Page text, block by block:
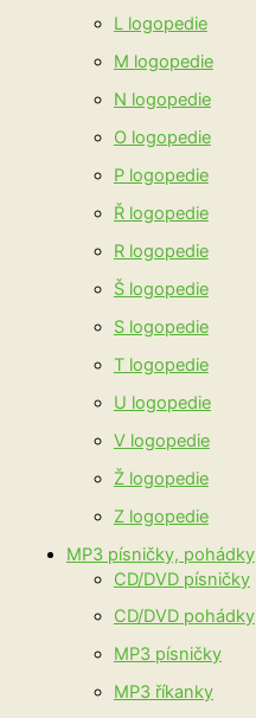
L logopedie
M logopedie
N logopedie
O logopedie
P logopedie
Ř logopedie
R logopedie
Š logopedie
S logopedie
T logopedie
U logopedie
V logopedie
Ž logopedie
Z logopedie
MP3 písničky, pohádky
CD/DVD písničky
CD/DVD pohádky
MP3 písničky
MP3 říkanky